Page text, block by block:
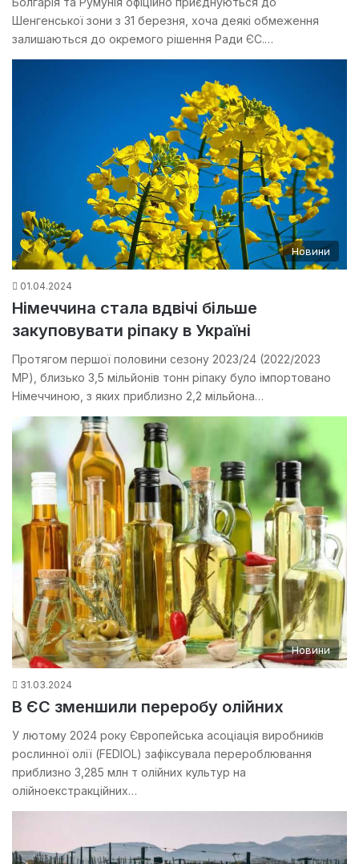
Шенгенської зони з 31 березня, хоча деякі обмеження
залишаються до окремого рішення Ради ЄС.…
Новини
01.04.2024
Німеччина стала вдвічі більше
закуповувати ріпаку в Україні
Протягом першої половини сезону 2023/24 (2022/2023
МР), близько 3,5 мільйонів тонн ріпаку було імпортовано
Німеччиною, з яких приблизно 2,2 мільйона…
Новини
31.03.2024
В ЄС зменшили переробу олійних
У лютому 2024 року Європейська асоціація виробників
рослинної олії (FEDIOL) зафіксувала перероблювання
приблизно 3,285 млн т олійних культур на
олійноекстракційних…